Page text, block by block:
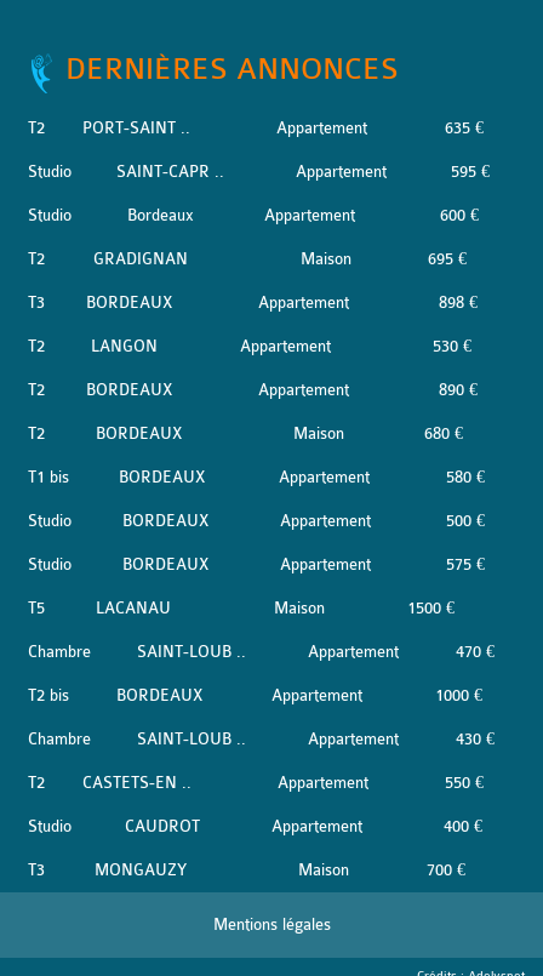
DERNIÈRES ANNONCES
T2 PORT-SAINT .. Appartement 635 €
Studio SAINT-CAPR .. Appartement 595 €
Studio Bordeaux Appartement 600 €
T2 GRADIGNAN Maison 695 €
T3 BORDEAUX Appartement 898 €
T2 LANGON Appartement 530 €
T2 BORDEAUX Appartement 890 €
T2 BORDEAUX Maison 680 €
T1 bis BORDEAUX Appartement 580 €
Studio BORDEAUX Appartement 500 €
Studio BORDEAUX Appartement 575 €
T5 LACANAU Maison 1500 €
Chambre SAINT-LOUB .. Appartement 470 €
T2 bis BORDEAUX Appartement 1000 €
Chambre SAINT-LOUB .. Appartement 430 €
T2 CASTETS-EN .. Appartement 550 €
Studio CAUDROT Appartement 400 €
T3 MONGAUZY Maison 700 €
Mentions légales